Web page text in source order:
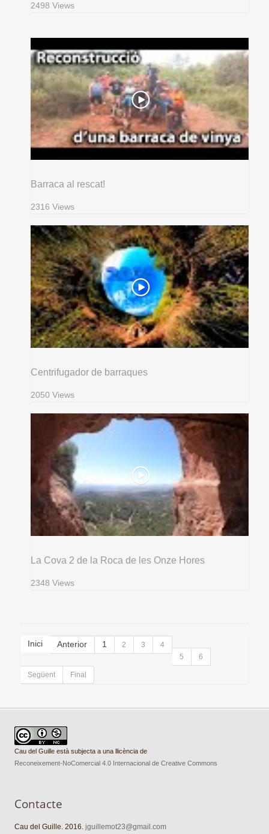
2498 Views
Barraca al rescat!
2316 Views
Centrifugador de barraques
2050 Views
La Cova 2 de la Roca de les Onze Hores
2348 Views
Inici Anterior 1 2 3
4
5
6
Següent Final
Cau del Guille està subjecta a una llicència de
Reconeixement-NoComercial 4.0 Internacional de Creative Commons
Contacte
Cau del Guille. 2016.jguillemot23@gmail.com